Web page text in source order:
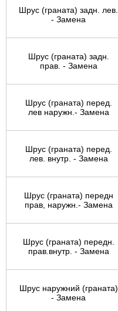
Шрус (граната) задн. лев.
- Замена
Шрус (граната) задн.
прав. - Замена
Шрус (граната) перед.
лев наружн.- Замена
Шрус (граната) перед.
лев. внутр. - Замена
Шрус (граната) передн
прав, наружн.- Замена
Шрус (граната) передн.
прав.внутр. - Замена
Шрус наружний (граната)
- Замена